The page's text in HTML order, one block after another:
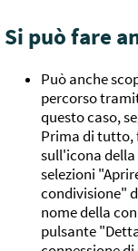
Si può fare
Può anche
percorso
questo caso,
Prima di tutto,
sull'icona
selezioni
condivisione"
nome della
pulsante